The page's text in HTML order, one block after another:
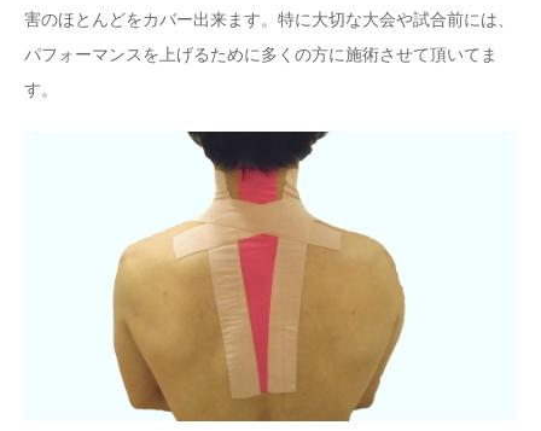
害のほとんどをカバー出来ます。特に大切な大会や試合前には、
パフォーマンスを上げるために多くの方に施術させて頂いてま
す。